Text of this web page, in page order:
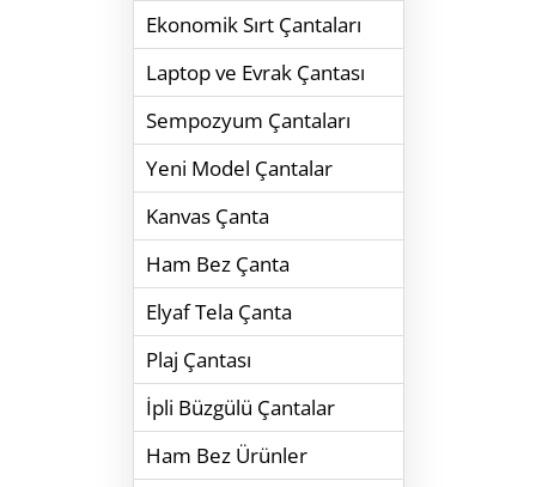
Ekonomik Sırt Çantaları
Laptop ve Evrak Çantası
Sempozyum Çantaları
Yeni Model Çantalar
Kanvas Çanta
Ham Bez Çanta
Elyaf Tela Çanta
Plaj Çantası
İpli Büzgülü Çantalar
Ham Bez Ürünler